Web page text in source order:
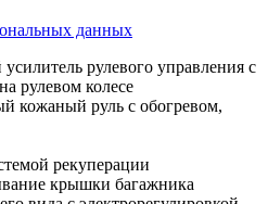
данных
рулевого управления с
рулевом колесе
кожаный руль с обогревом,
рекуперации
крышки багажника